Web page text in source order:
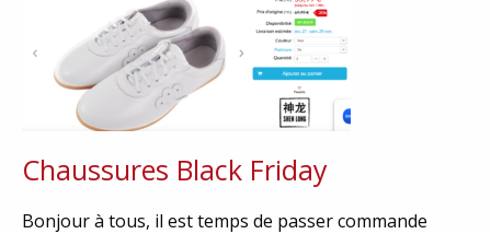
Chaussures Black Friday
Bonjour à tous, il est temps de passer commande